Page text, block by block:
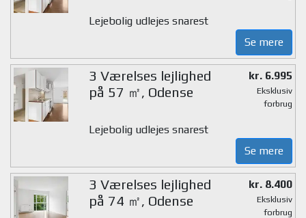
Lejebolig udlejes snarest
Se mere
3 Værelses lejlighed
på 57 ㎡, Odense
kr. 6.995
Eksklusiv
forbrug
Lejebolig udlejes snarest
Se mere
3 Værelses lejlighed
på 74 ㎡, Odense
kr. 8.400
Eksklusiv
forbrug